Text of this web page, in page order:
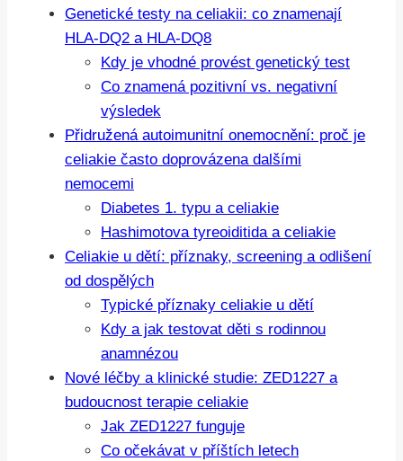
Genetické testy na celiakii: co znamenají
HLA-DQ2 a HLA-DQ8
Kdy je vhodné provést genetický test
Co znamená pozitivní vs. negativní
výsledek
Přidružená autoimunitní onemocnění: proč je
celiakie často doprovázena dalšími
nemocemi
Diabetes 1. typu a celiakie
Hashimotova tyreoiditida a celiakie
Celiakie u dětí: příznaky, screening a odlišení
od dospělých
Typické příznaky celiakie u dětí
Kdy a jak testovat děti s rodinnou
anamnézou
Nové léčby a klinické studie: ZED1227 a
budoucnost terapie celiakie
Jak ZED1227 funguje
Co očekávat v příštích letech